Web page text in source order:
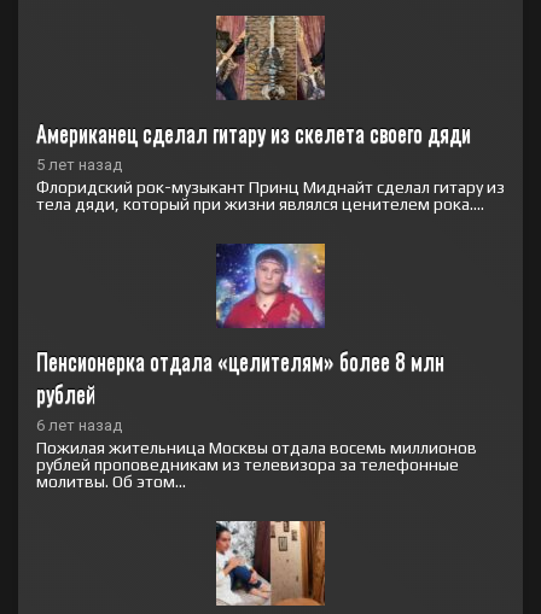
Американец сделал гитару из скелета своего дяди
5 лет назад
Флоридский рок-музыкант Принц Миднайт сделал гитару из
тела дяди, который при жизни являлся ценителем рока....
Пенсионерка отдала «целителям» более 8 млн
рублей
6 лет назад
Пожилая жительница Москвы отдала восемь миллионов
рублей проповедникам из телевизора за телефонные
молитвы. Об этом...